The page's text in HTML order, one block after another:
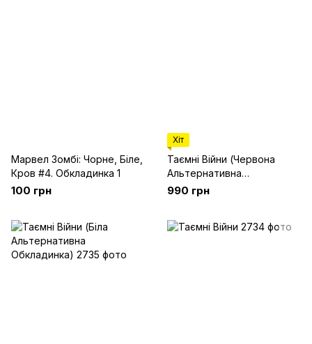
Марвел Зомбі: Чорне, Біле,
Кров #4. Обкладинка 1
100 грн
Хіт
Таємні Війни (Червона
Альтернативна
Обкладинка)
990 грн